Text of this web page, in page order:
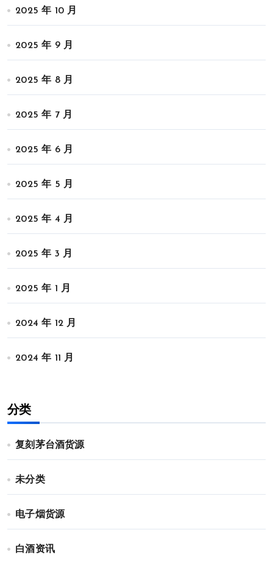
2025 年 10 月
2025 年 9 月
2025 年 8 月
2025 年 7 月
2025 年 6 月
2025 年 5 月
2025 年 4 月
2025 年 3 月
2025 年 1 月
2024 年 12 月
2024 年 11 月
分类
复刻茅台酒货源
未分类
电子烟货源
白酒资讯